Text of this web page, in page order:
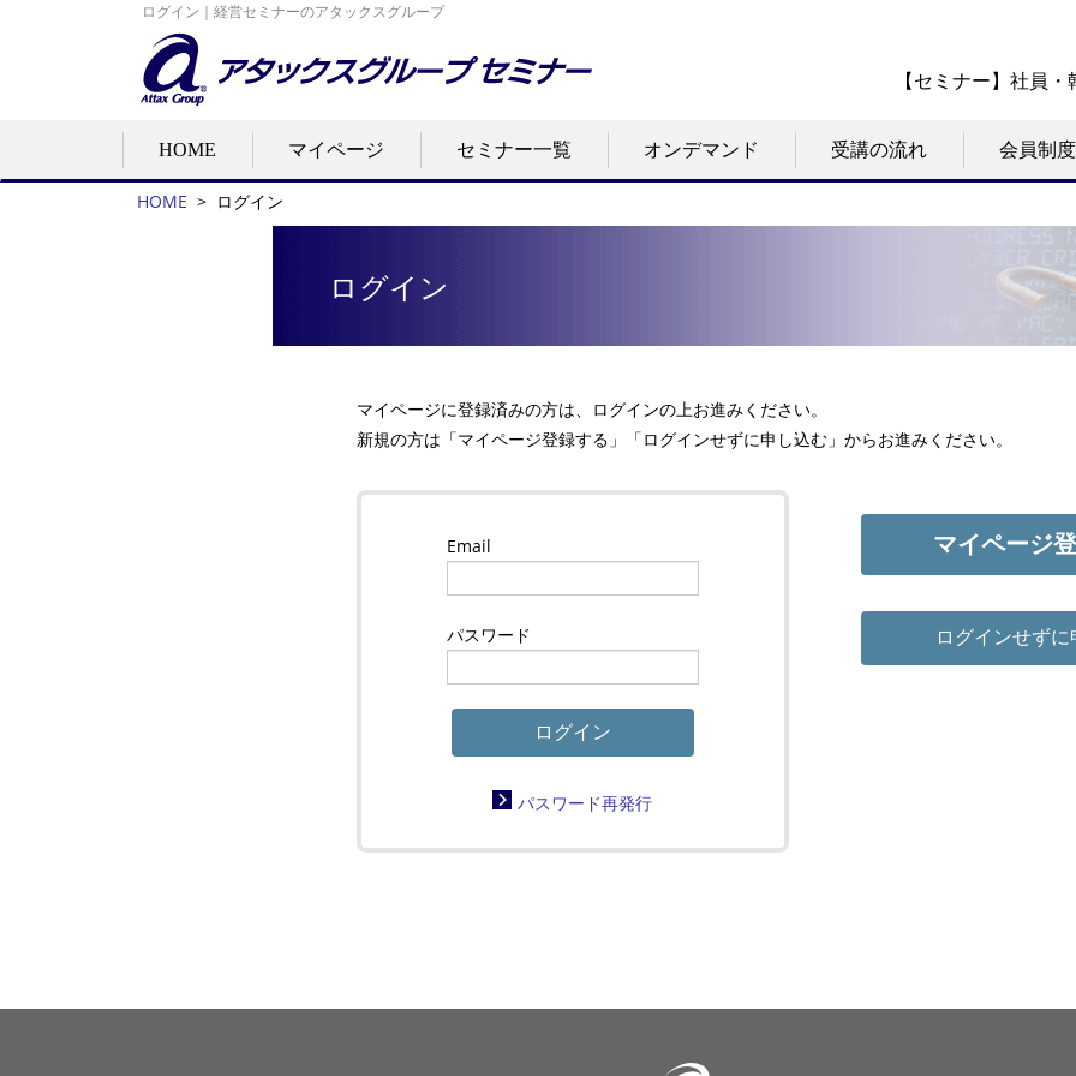
ログイン｜経営セミナーのアタックスグループ
【セミナー】社員
HOME マイページ セミナー一覧 オンデマンド 受講の流れ 会員制度
HOME > ログイン
ログイン
マイページに登録済みの方は、ログインの上お進みください。
新規の方は「マイページ登録する」「ログインせずに申し込む」からお進みください。
Email
パスワード
ログイン
パスワード再発行
マイページ
ログインせずに